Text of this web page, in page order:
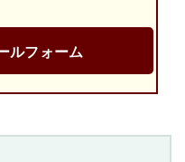
ルフォーム